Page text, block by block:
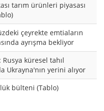
tarım ürünleri piyasası
çeyrekte emtiaların
ayrışma bekliyor
küresel tahıl
Ukrayna'nın yerini alıyor
bülteni (Tablo)